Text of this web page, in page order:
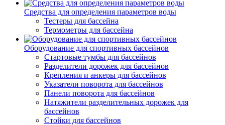
Средства для определения параметров воды
Тестеры для бассейна
Термометры для бассейна
Оборудование для спортивных бассейнов
Стартовые тумбы для бассейнов
Разделители дорожек для бассейнов
Крепления и анкеры для бассейнов
Указатели поворота для бассейнов
Панели поворота для бассейнов
Натяжители разделительных дорожек для
бассейнов
Стойки для бассейнов